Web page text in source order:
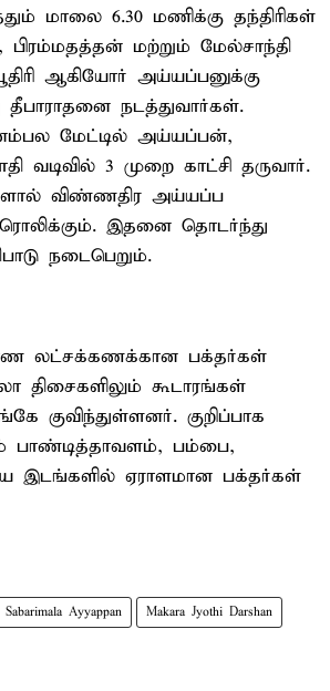
மாலை 6.30 மணிக்கு தந்திரிகள்
பிரம்மதத்தன் மற்றும் மேல்சாந்தி
ஆகியோர் அய்யப்பனுக்கு
தீபாராதனை நடத்துவார்கள்.
மேட்டில் அய்யப்பன்,
வடிவில் 3 முறை காட்சி தருவார்.
விண்ணதிர அய்யப்ப
இதனை தொடர்ந்து
நடைபெறும்.
லட்சக்கணக்கான பக்தர்கள்
திசைகளிலும் கூடாரங்கள்
குவிந்துள்ளனர். குறிப்பாக
பாண்டித்தாவளம், பம்பை,
இடங்களில் ஏராளமான பக்தர்கள்
Sabarimala Ayyappan Makara Jyothi Darshan